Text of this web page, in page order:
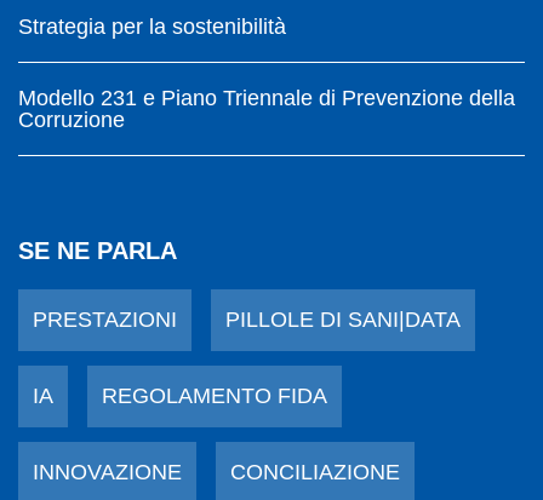
Strategia per la sostenibilità
Modello 231 e Piano Triennale di Prevenzione della
Corruzione
SE NE PARLA
PRESTAZIONI PILLOLE DI SANI|DATA
IA REGOLAMENTO FIDA
INNOVAZIONE CONCILIAZIONE